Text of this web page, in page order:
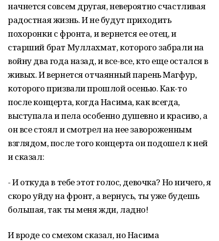
начнется совсем другая, невероятно счастливая
радостная жизнь. И не будут приходить
похоронки с фронта, и вернется ее отец, и
старший брат Муллахмат, которого забрали на
войну два года назад, и все-все, кто еще остался в
живых. И вернется отчаянный парень Магфур,
которого призвали прошлой осенью. Как-то
после концерта, когда Насима, как всегда,
выступала и пела особенно душевно и красиво, а
он все стоял и смотрел на нее завороженным
взглядом, после того концерта он подошел к ней
и сказал:
- И откуда в тебе этот голос, девочка? Но ничего, я
скоро уйду на фронт, а вернусь, ты уже будешь
большая, так ты меня жди, ладно!
И вроде со смехом сказал, но Насима